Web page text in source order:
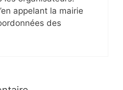
appelant la mairie
des